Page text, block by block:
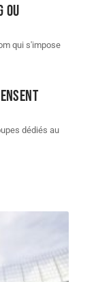
ou
qui s'impose
dédiés au